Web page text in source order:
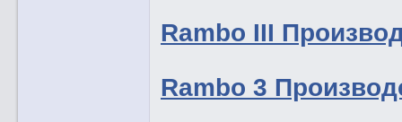
Rambo III
Rambo 3